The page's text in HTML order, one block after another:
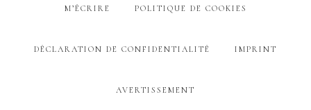
M’ÉCRIRE POLITIQUE DE COOKIES
DÉCLARATION DE CONFIDENTIALITÉ IMPRINT
AVERTISSEMENT